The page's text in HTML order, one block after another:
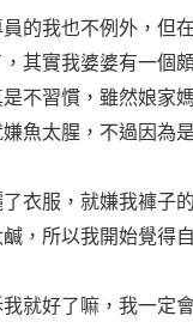
的我也不例外，但在
其實我婆婆有一個頗
不習慣，雖然娘家媽
魚太腥，不過因為是
衣服，就嫌我褲子的
，所以我開始覺得自
就好了嘛，我一定